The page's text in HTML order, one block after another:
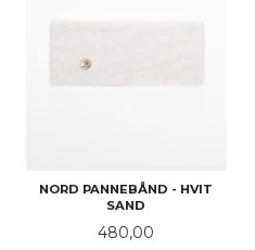
NORD PANNEBÅND - HVIT
SAND
Pris
480,00